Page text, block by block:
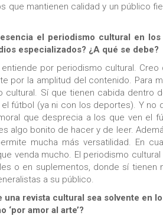
que mantienen calidad y un público
el periodismo cultural en los
especializados? ¿A qué se debe?
por periodismo cultural.
por la amplitud del contenido. Para
cultural. Sí que tienen cabida dentro
fútbol (ya ni con los deportes). Y no
que desprecia a los que ven el
algo bonito de hacer y de leer.
mucha más versatilidad. En
venda mucho. El periodismo
o en suplementos, donde sí tienen
a su público.
revista cultural sea solvente en
‘por amor al arte’?